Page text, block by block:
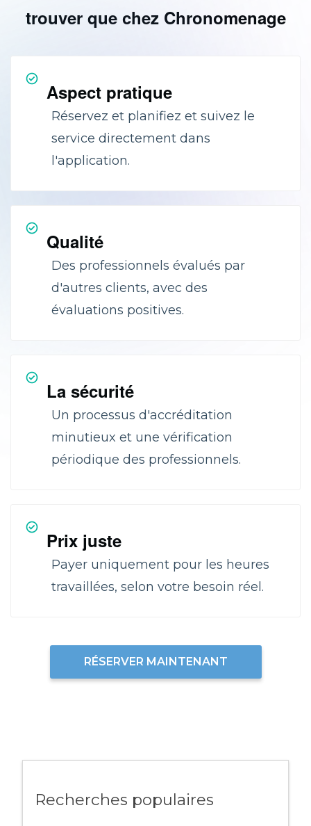
trouver que chez Chronomenage
Aspect pratique
Réservez et planifiez et suivez le
service directement dans
l'application.
Qualité
Des professionnels évalués par
d'autres clients, avec des
évaluations positives.
La sécurité
Un processus d'accréditation
minutieux et une vérification
périodique des professionnels.
Prix juste
Payer uniquement pour les heures
travaillées, selon votre besoin réel.
RÉSERVER MAINTENANT
Recherches populaires